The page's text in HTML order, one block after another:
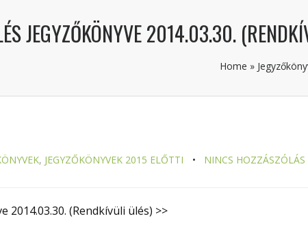
JEGYZŐKÖNYVE 2014.03.30.
Home »
, JEGYZŐKÖNYVEK 2015 ELŐTTI NINCS HOZZÁSZÓLÁS
(Rendkívüli ülés) >>